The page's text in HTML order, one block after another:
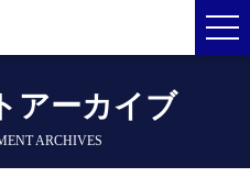
アーカイブ
ARCHIVES